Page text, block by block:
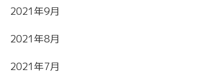
2021年9月
2021年8月
2021年7月